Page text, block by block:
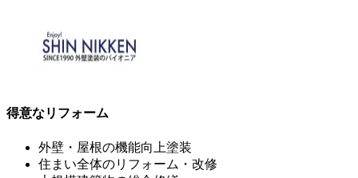
得意なリフォーム
外壁・屋根の機能向上塗装
住まい全体のリフォーム・改修